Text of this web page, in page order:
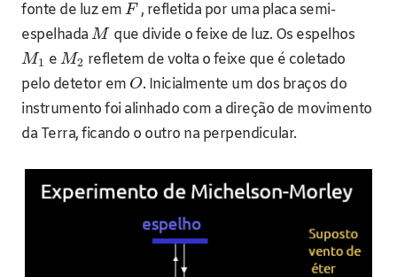
fonte de luz em F, refletida por uma placa semi-
espelhadaM que divide o feixe de luz. Os espelhos
M1 e M2 refletem de volta o feixe que é coletado
pelo detetor em O. Inicialmente um dos braços do
instrumento foi alinhado com a direção de movimento
da Terra, ficando o outro na perpendicular.